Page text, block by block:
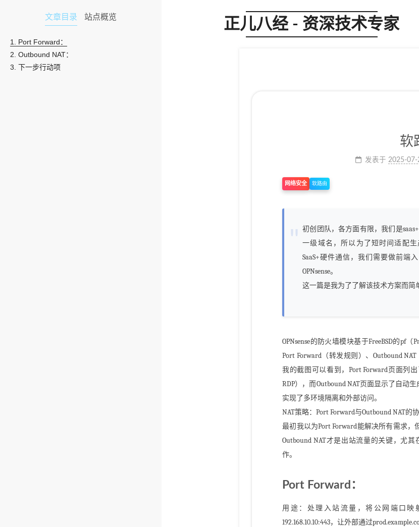
正儿八经 - 资深技术专家
文章目录 站点概览
1.
Port Forward：
2. Outbound NAT：
3. 下一步行动项
软
发表于 2025-07-
网络安全 软路由
初创团队，各方面有限，我们是
一级域名，所以为了短时间适配
SaaS+硬件通信，我们需要做前端
OPNsense。
这一篇是我为了了解该技术方案而简
OPNsense的防火墙模块基于FreeBSD的pf
Port Forward（转发规则）、Outbound
我的截图可以看到，Port Forward页面列出
RDP），而Outbound NAT页面显示了自动
实现了多环境隔离和外部访问。
NAT策略：Port Forward与Outbound NAT的
最初我以为Port Forward能解决所有需求，
Outbound NAT才是出站流量的关键，尤
作。
Port Forward：
用途：处理入站流量，将公网端口映
192.168.10.10:443，让外部通过